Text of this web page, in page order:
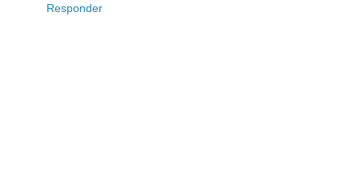
Responder